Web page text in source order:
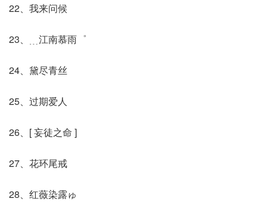
22、我来问候
23、﹍江南慕雨゜
24、黛尽青丝
25、过期爱人
26、[ 妄徒之命 ]
27、花环尾戒
28、红薇染露ゅ